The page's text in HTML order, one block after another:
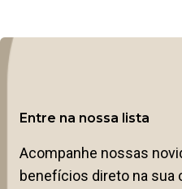
Entre na nossa lista
Acompanhe nossas
benefícios direto na sua